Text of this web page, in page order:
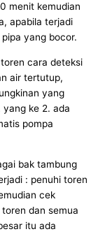
menit kemudian
apabila terjadi
yang bocor.
cara deteksi
air tertutup,
yang
ke 2. ada
pompa
bak tambung
: penuhi toren
cek
dan semua
itu ada